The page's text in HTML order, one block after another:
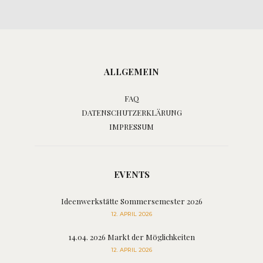
ALLGEMEIN
FAQ
DATENSCHUTZERKLÄRUNG
IMPRESSUM
EVENTS
Ideenwerkstätte Sommersemester 2026
12. APRIL 2026
14.04. 2026 Markt der Möglichkeiten
12. APRIL 2026